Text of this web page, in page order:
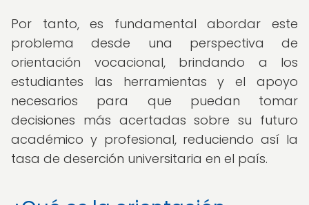
Por tanto, es fundamental abordar este
problema desde una perspectiva de
orientación vocacional, brindando a los
estudiantes las herramientas y el apoyo
necesarios para que puedan tomar
decisiones más acertadas sobre su futuro
académico y profesional, reduciendo así la
tasa de deserción universitaria en el país.